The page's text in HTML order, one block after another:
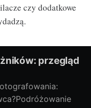
czy dodatkowe
przegląd